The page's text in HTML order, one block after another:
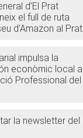
d’El Prat
el full de ruta
d’Amazon al Prat
impulsa la
econòmic local a
Professional del
la newsletter del